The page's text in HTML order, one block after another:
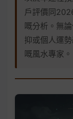
戶評價同
嘅分析。無
抑或個人運
嘅風水專家。